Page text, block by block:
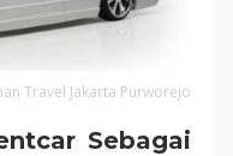
Travel Jakarta Purworejo
Sebagai